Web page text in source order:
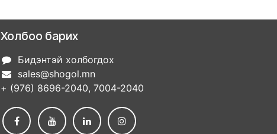
Холбоо барих
Бидэнтэй холбогдох
sales@shogol.mn
+ (976) 8696-2040, 7004-2040